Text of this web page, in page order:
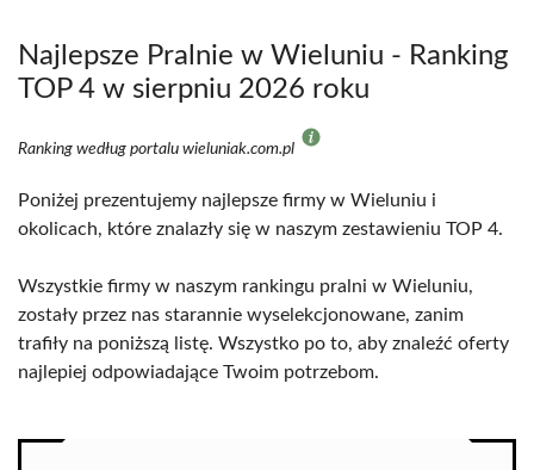
Najlepsze Pralnie w Wieluniu - Ranking
TOP 4 w sierpniu 2026 roku
Ranking według portalu wieluniak.com.pl
Poniżej prezentujemy najlepsze firmy w Wieluniu i
okolicach, które znalazły się w naszym zestawieniu TOP 4.
Wszystkie firmy w naszym rankingu pralni w Wieluniu,
zostały przez nas starannie wyselekcjonowane, zanim
trafiły na poniższą listę. Wszystko po to, aby znaleźć oferty
najlepiej odpowiadające Twoim potrzebom.